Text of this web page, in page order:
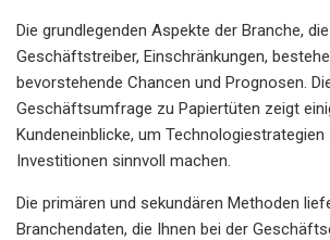
Die grundlegenden Aspekte der Branche,
Geschäftstreiber, Einschränkungen,
bevorstehende Chancen und Prognosen.
Geschäftsumfrage zu Papiertüten zeigt
Kundeneinblicke, um Technologiestrategien
Investitionen sinnvoll machen.
Die primären und sekundären Methoden
Branchendaten, die Ihnen bei der